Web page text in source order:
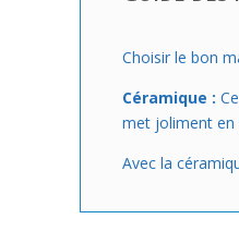
Choisir le bon
Céramique :
met joliment en
Avec la